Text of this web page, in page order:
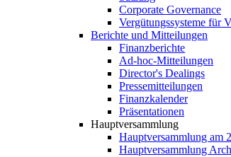
Corporate Governance
Vergütungssysteme für
Berichte und Mitteilungen
Finanzberichte
Ad-hoc-Mitteilungen
Director's Dealings
Pressemitteilungen
Finanzkalender
Präsentationen
Hauptversammlung
Hauptversammlung am
Hauptversammlung